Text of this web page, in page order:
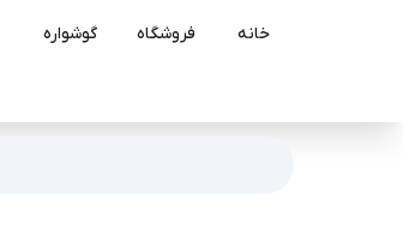
خانه فروشگاه گوشواره